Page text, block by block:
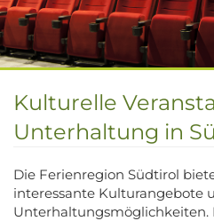
Kulturelle
Unterhaltung in
Die Ferienregion Südtirol
interessante Kulturangebote
Unterhaltungsmöglichkeiten.